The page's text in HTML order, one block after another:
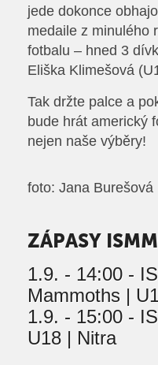
jede dokonce
medaile z minulého
fotbalu – hned 3
Eliška Klimešová
Tak držte palce a
bude hrát americký
nejen naše výběry!
foto: Jana Burešová
ZÁPASY
1.9. - 14:00 -
Mammoths |
1.9. - 15:00 -
U18 | Nitra